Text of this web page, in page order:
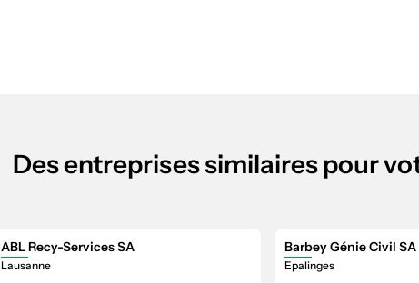
Des entreprises similaires pour
ABL Recy-Services SA
Lausanne
Barbey Génie Civil SA
Epalinges